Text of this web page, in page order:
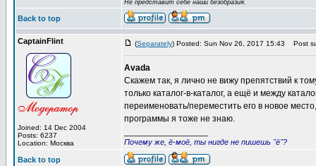
Не представит себе наши безобразия.
Back to top
CaptainFlint
Joined: 14 Dec 2004
Posts: 6237
Location: Москва
(Separately) Posted: Sun Nov 26, 2017 15:43 Post
Avada
Скажем так, я лично не вижу препятствий к
только каталог-в-каталог, а ещё и между
переименовать/переместить его в новое
программы я тоже не знаю.
Почему же, ё-моё, ты нигде не пишешь "ё"?
Back to top